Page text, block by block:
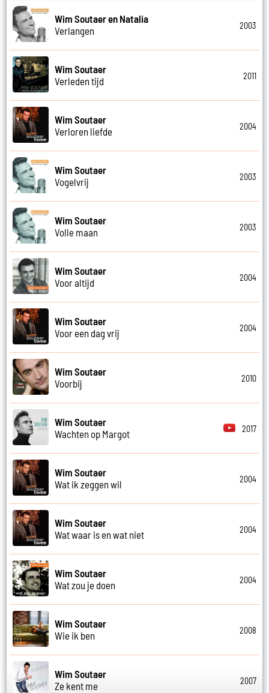
Wim Soutaer en Natalia
Verlangen
2003
Wim Soutaer
Verleden tijd
2011
Wim Soutaer
Verloren liefde
2004
Wim Soutaer
Vogelvrij
2003
Wim Soutaer
Volle maan
2003
Wim Soutaer
Voor altijd
2004
Wim Soutaer
Voor een dag vrij
2004
Wim Soutaer
Voorbij
2010
Wim Soutaer
Wachten op Margot
2017
Wim Soutaer
Wat ik zeggen wil
2004
Wim Soutaer
Wat waar is en wat niet
2004
Wim Soutaer
Wat zou je doen
2004
Wim Soutaer
Wie ik ben
2008
Wim Soutaer
Ze kent me
2007